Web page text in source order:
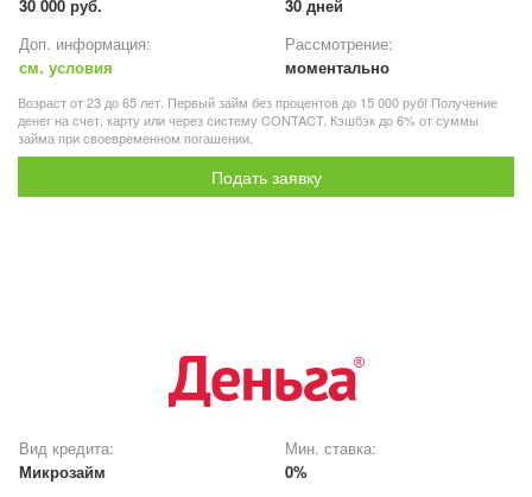
30 000 руб.
30 дней
Доп. информация:
см. условия
Рассмотрение:
моментально
Возраст от 23 до 65 лет. Первый займ без процентов до 15 000 руб! Получение
денег на счет, карту или через систему CONTACT. Кэшбэк до 6% от суммы
займа при своевременном погашении.
Подать заявку
Вид кредита:
Микрозайм
Мин. ставка:
0%